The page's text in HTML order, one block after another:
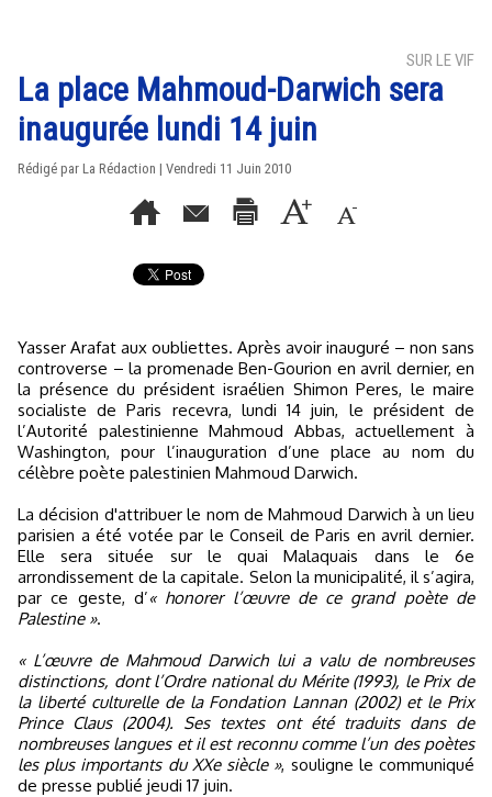
SUR LE VIF
La place Mahmoud-Darwich sera
inaugurée lundi 14 juin
Rédigé par La Rédaction | Vendredi 11 Juin 2010
Yasser Arafat aux oubliettes. Après avoir inauguré – non sans
controverse – la promenade Ben-Gourion en avril dernier, en
la présence du président israélien Shimon Peres, le maire
socialiste de Paris recevra, lundi 14 juin, le président de
l’Autorité palestinienne Mahmoud Abbas, actuellement à
Washington, pour l’inauguration d’une place au nom du
célèbre poète palestinien Mahmoud Darwich.
La décision d'attribuer le nom de Mahmoud Darwich à un lieu
parisien a été votée par le Conseil de Paris en avril dernier.
Elle sera située sur le quai Malaquais dans le 6e
arrondissement de la capitale. Selon la municipalité, il s’agira,
par ce geste, d’« honorer l’œuvre de ce grand poète de
Palestine ».
« L’œuvre de Mahmoud Darwich lui a valu de nombreuses
distinctions, dont l’Ordre national du Mérite (1993), le Prix de
la liberté culturelle de la Fondation Lannan (2002) et le Prix
Prince Claus (2004). Ses textes ont été traduits dans de
nombreuses langues et il est reconnu comme l’un des poètes
les plus importants du XXe siècle », souligne le communiqué
de presse publié jeudi 17 juin.